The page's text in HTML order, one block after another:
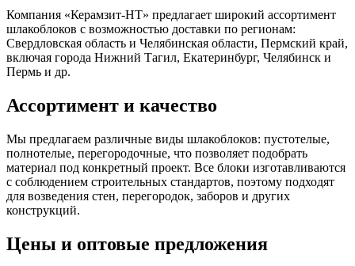
Компания «Керамзит-НТ» предлагает широкий ассортимент
шлакоблоков с возможностью доставки по регионам:
Свердловская область и Челябинская области, Пермский край,
включая города Нижний Тагил, Екатеринбург, Челябинск и
Пермь и др.
Ассортимент и качество
Мы предлагаем различные виды шлакоблоков: пустотелые,
полнотелые, перегородочные, что позволяет подобрать
материал под конкретный проект. Все блоки изготавливаются
с соблюдением строительных стандартов, поэтому подходят
для возведения стен, перегородок, заборов и других
конструкций.
Цены и оптовые предложения